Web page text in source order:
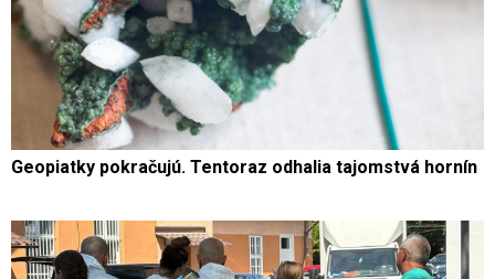
Geopiatky pokračujú. Tentoraz odhalia tajomstvá hornín